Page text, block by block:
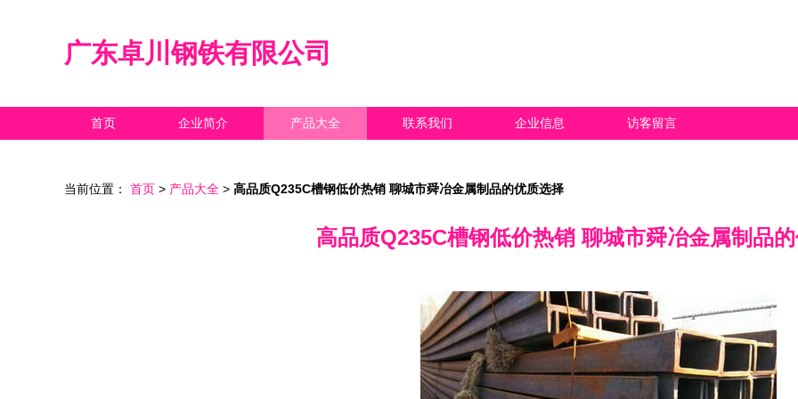
广东卓川钢铁有限公司
首页 企业简介 产品大全 联系我们 企业信息 访客留言
当前位置： 首页 > 产品大全 > 高品质Q235C槽钢低价热销 聊城市舜冶金属制品的优质选择
高品质Q235C槽钢低价热销 聊城市舜冶金属制品